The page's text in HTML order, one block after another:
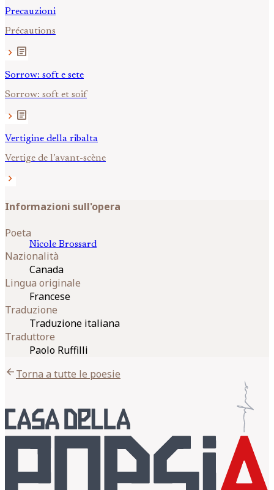
Precauzioni
Précautions
chevron_right article
Sorrow: soft e sete
Sorrow: soft et soif
chevron_right article
Vertigine della ribalta
Vertige de l’avant-scène
chevron_right
Informazioni sull'opera
Poeta
Nicole Brossard
Nazionalità
Canada
Lingua originale
Francese
Traduzione
Traduzione italiana
Traduttore
Paolo Ruffilli
arrow_backTorna a tutte le poesie